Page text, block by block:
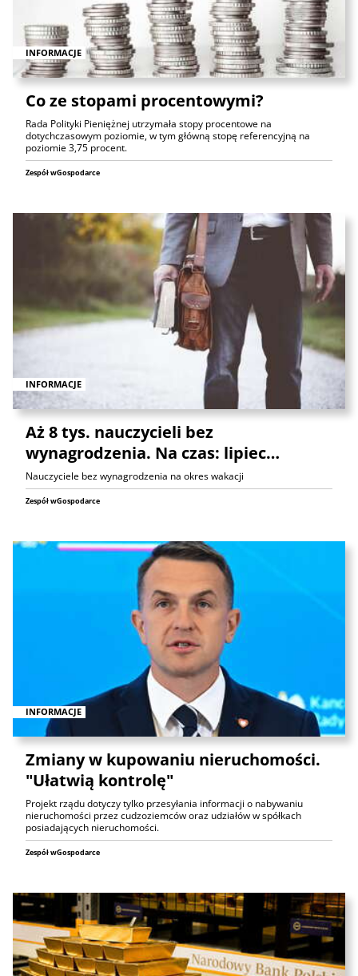
INFORMACJE
Co ze stopami procentowymi?
Rada Polityki Pieniężnej utrzymała stopy procentowe na
dotychczasowym poziomie, w tym główną stopę referencyjną na
poziomie 3,75 procent.
Zespół wGospodarce
INFORMACJE
Aż 8 tys. nauczycieli bez
wynagrodzenia. Na czas: lipiec…
Nauczyciele bez wynagrodzenia na okres wakacji
Zespół wGospodarce
INFORMACJE
Zmiany w kupowaniu nieruchomości.
"Ułatwią kontrolę"
Projekt rządu dotyczy tylko przesyłania informacji o nabywaniu
nieruchomości przez cudzoziemców oraz udziałów w spółkach
posiadających nieruchomości.
Zespół wGospodarce